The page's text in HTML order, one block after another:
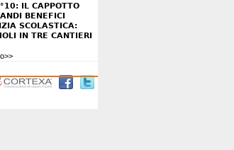
IL CAPPOTTO
BENEFICI
SCOLASTICA:
IN TRE CANTIERI